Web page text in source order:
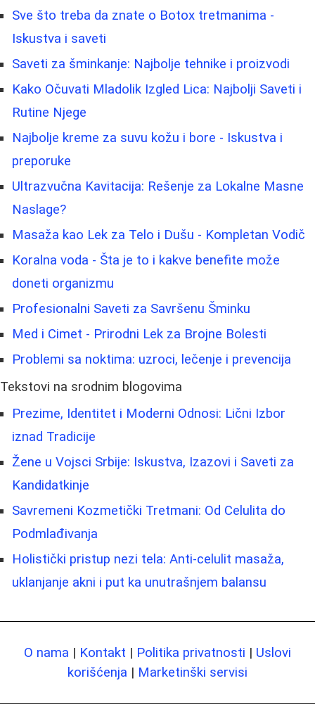
Sve što treba da znate o Botox tretmanima -
Iskustva i saveti
Saveti za šminkanje: Najbolje tehnike i proizvodi
Kako Očuvati Mladolik Izgled Lica: Najbolji Saveti i
Rutine Njege
Najbolje kreme za suvu kožu i bore - Iskustva i
preporuke
Ultrazvučna Kavitacija: Rešenje za Lokalne Masne
Naslage?
Masaža kao Lek za Telo i Dušu - Kompletan Vodič
Koralna voda - Šta je to i kakve benefite može
doneti organizmu
Profesionalni Saveti za Savršenu Šminku
Med i Cimet - Prirodni Lek za Brojne Bolesti
Problemi sa noktima: uzroci, lečenje i prevencija
Tekstovi na srodnim blogovima
Prezime, Identitet i Moderni Odnosi: Lični Izbor
iznad Tradicije
Žene u Vojsci Srbije: Iskustva, Izazovi i Saveti za
Kandidatkinje
Savremeni Kozmetički Tretmani: Od Celulita do
Podmlađivanja
Holistički pristup nezi tela: Anti-celulit masaža,
uklanjanje akni i put ka unutrašnjem balansu
O nama | Kontakt | Politika privatnosti | Uslovi
korišćenja | Marketinški servisi